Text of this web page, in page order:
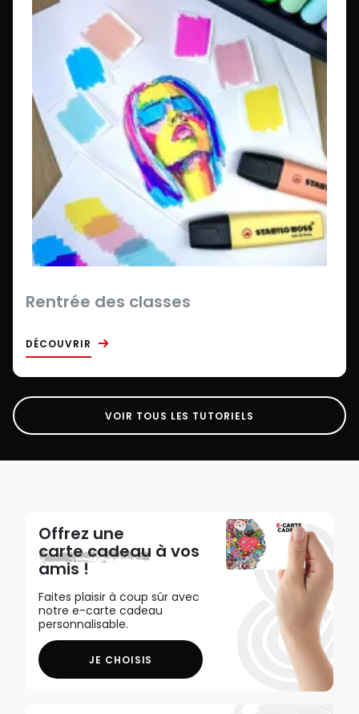
Rentrée des classes
DÉCOUVRIR
VOIR TOUS LES TUTORIELS
Offrez une
carte cadeau à vos
amis !
Faites plaisir à coup sûr avec
notre e-carte cadeau
personnalisable.
JE CHOISIS